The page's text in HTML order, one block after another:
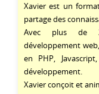
Xavier est un
partage des
Avec plus de
développement
en PHP, Javascript,
développement.
Xavier conçoit et